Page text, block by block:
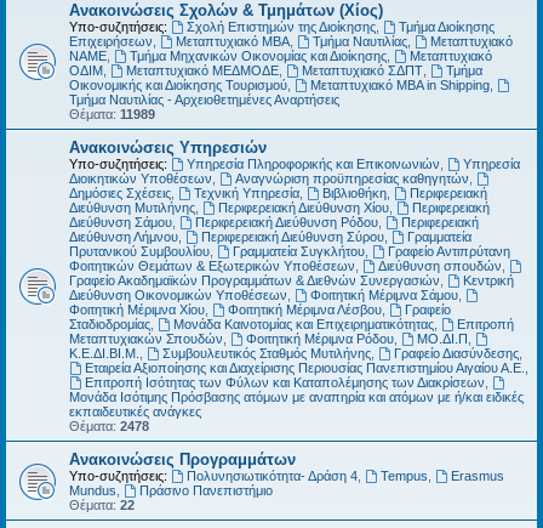
Ανακοινώσεις Σχολών & Τμημάτων (Χίος)
Υπο-συζητήσεις: Σχολή Επιστημών της Διοίκησης,
Τμήμα Διοίκησης
Επιχειρήσεων
Μεταπτυχιακό MBA, Τμήμα Ναυτιλίας,
Μεταπτυχιακό
ΝΑΜΕ
Τμήμα Μηχανικών Οικονομίας και Διοίκησης,
Μεταπτυχιακό
ΟΔΙΜ
Μεταπτυχιακό ΜΕΔΜΟΔΕ, Μεταπτυχιακό ΣΔΠΤ,
Τμήμα
Οικονομικής και Διοίκησης Τουρισμού
Μεταπτυχιακό MBA in Shipping,
Τμήμα Ναυτιλίας - Αρχειοθετημένες Αναρτήσεις
Θέματα: 11989
Ανακοινώσεις Υπηρεσιών
Υπο-συζητήσεις: Υπηρεσία Πληροφορικής και Επικοινωνιών
Υπηρεσία
Διοικητικών Υποθέσεων
Αναγνώριση προϋπηρεσίας καθηγητών
Δημόσιες Σχέσεις
Τεχνική Υπηρεσία, Βιβλιοθήκη,
Περιφερειακή
Διεύθυνση Μυτιλήνης
Περιφερειακή Διεύθυνση Χίου,
Περιφερειακή
Διεύθυνση Σάμου
Περιφερειακή Διεύθυνση Ρόδου,
Περιφερειακή
Διεύθυνση Λήμνου
Περιφερειακή Διεύθυνση Σύρου,
Γραμματεία
Πρυτανικού Συμβουλίου
Γραμματεία Συγκλήτου,
Γραφείο Αντιπρύτανη
Φοιτητικών Θεμάτων & Εξωτερικών Υποθέσεων
Διεύθυνση σπουδών
Γραφείο Ακαδημαϊκών Προγραμμάτων & Διεθνών Συνεργασιών
Κεντρική
Διεύθυνση Οικονομικών Υποθέσεων
Φοιτητική Μέριμνα Σάμου,
Φοιτητική Μέριμνα Χίου
Φοιτητική Μέριμνα Λέσβου,
Γραφείο
Σταδιοδρομίας
Μονάδα Καινοτομίας και Επιχειρηματικότητας,
Επιτροπή
Μεταπτυχιακών Σπουδών
Φοιτητική Μέριμνα Ρόδου, ΜΟ.ΔΙ.Π
Κ.Ε.ΔΙ.ΒΙ.Μ.
Συμβουλευτικός Σταθμός Μυτιλήνης, Γραφείο Διασύνδεσης,
Εταιρεία Αξιοποίησης και Διαχείρισης Περιουσίας Πανεπιστημίου Αιγαίου Α.Ε.
Επιτροπή Ισότητας των Φύλων και Καταπολέμησης των Διακρίσεων
Μονάδα Ισότιμης Πρόσβασης ατόμων με αναπηρία και ατόμων με ή/και ειδικές
εκπαιδευτικές ανάγκες
Θέματα: 2478
Ανακοινώσεις Προγραμμάτων
Υπο-συζητήσεις: Πολυνησιωτικότητα- Δράση 4, Tempus
Erasmus
Mundus
Πράσινο Πανεπιστήμιο
Θέματα: 22